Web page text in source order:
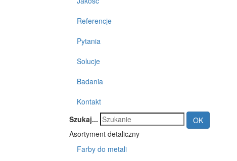
Referencje
Pytania
Solucje
Badania
Kontakt
Szukaj...
OK
Asortyment detaliczny
Farby do metali